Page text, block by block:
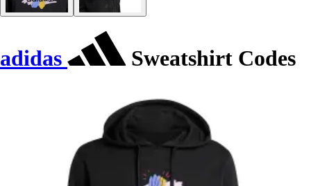
adidas Sweatshirt Codes